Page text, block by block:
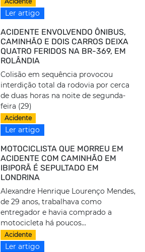
Ler artigo
ACIDENTE ENVOLVENDO ÔNIBUS,
CAMINHÃO E DOIS CARROS DEIXA
QUATRO FERIDOS NA BR-369, EM
ROLÂNDIA
Colisão em sequência provocou
interdição total da rodovia por cerca
de duas horas na noite de segunda-
feira (29)
Acidente
Ler artigo
MOTOCICLISTA QUE MORREU EM
ACIDENTE COM CAMINHÃO EM
IBIPORÃ É SEPULTADO EM
LONDRINA
Alexandre Henrique Lourenço Mendes,
de 29 anos, trabalhava como
entregador e havia comprado a
motocicleta há poucos...
Acidente
Ler artigo